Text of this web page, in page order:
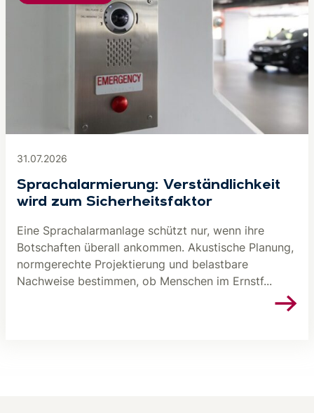
31.07.2026
Sprachalarmierung: Verständlichkeit
wird zum Sicherheitsfaktor
Eine Sprachalarmanlage schützt nur, wenn ihre
Botschaften überall ankommen. Akustische Planung,
normgerechte Projektierung und belastbare
Nachweise bestimmen, ob Menschen im Ernstf...